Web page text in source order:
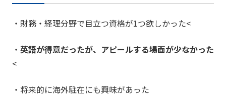
・財務・経理分野で目立つ資格が1つ欲しかった<
・ 英語が得意だったが、アピールする場面が少なかった
<
・将来的に海外駐在にも興味があった